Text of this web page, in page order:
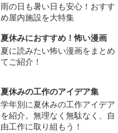
雨の日も暑い日も安心！おすす
め屋内施設を大特集
夏休みにおすすめ！怖い漫画
夏に読みたい怖い漫画をまとめ
てご紹介！
夏休みの工作のアイデア集
学年別に夏休みの工作アイデア
を紹介。無理なく無駄なく、自
由工作に取り組もう！